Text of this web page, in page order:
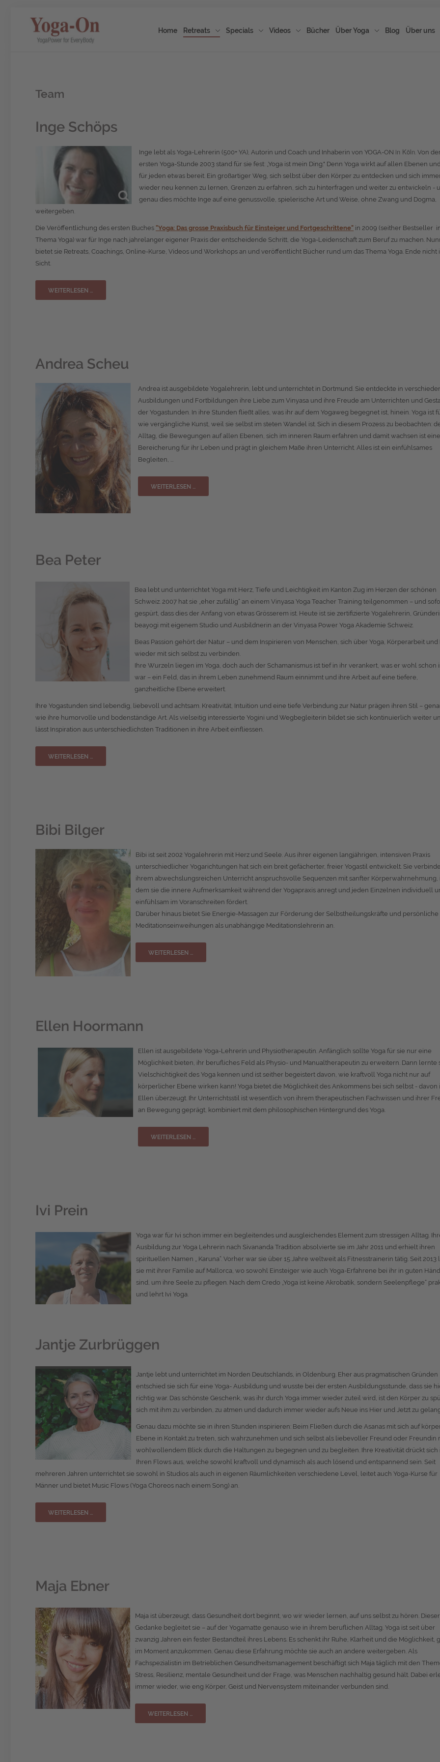
Home Retreats Specials Videos Bücher Über Yoga Blog Über uns
Team
Inge Schöps
Inge lebt als Yoga-Lehrerin (500+ YA), Autorin und Coach und Inhaberin von YOGA-ON in Köln. Von der
ersten Yoga-Stunde 2003 stand für sie fest: „Yoga ist mein Ding." Denn Yoga wirkt auf allen Ebenen
für jeden etwas bereit. Ein großartiger Weg, sich selbst über den Körper zu entdecken und sich
wieder neu kennen zu lernen, Grenzen zu erfahren, sich zu hinterfragen und weiter zu entwickeln -
genau dies möchte Inge auf eine genussvolle, spielerische Art und Weise, ohne Zwang und Dogma,
weitergeben.
Die Veröffentlichung des ersten Buches "Yoga: Das grosse Praxisbuch für Einsteiger und Fortgeschrittene" in 2009 (seither Bestseller
Thema Yoga) war für Inge nach jahrelanger eigener Praxis der entscheidende Schritt, die Yoga-Leidenschaft zum Beruf zu machen.
bietet sie Retreats, Coachings, Online-Kurse, Videos und Workshops an und veröffentlicht Bücher rund um das Thema Yoga. Ende nicht
Sicht.
WEITERLESEN …
Andrea Scheu
Andrea ist ausgebildete Yogalehrerin, lebt und unterrichtet in Dortmund. Sie entdeckte in
Ausbildungen und Fortbildungen ihre Liebe zum Vinyasa und ihre Freude am Unterrichten und
der Yogastunden. In ihre Stunden fließt alles, was ihr auf dem Yogaweg begegnet ist, hinein. Yoga ist
wie vergängliche Kunst, weil sie selbst im steten Wandel ist. Sich in diesem Prozess zu beobachten:
Alltag, die Bewegungen auf allen Ebenen, sich im inneren Raum erfahren und damit wachsen ist eine
Bereicherung für ihr Leben und prägt in gleichem Maße ihren Unterricht. Alles ist ein einfühlsames
Begleiten, ...
WEITERLESEN …
Bea Peter
Bea lebt und unterrichtet Yoga mit Herz, Tiefe und Leichtigkeit im Kanton Zug im Herzen der schönen
Schweiz. 2007 hat sie „eher zufällig“ an einem Vinyasa Yoga Teacher Training teilgenommen – und
gespürt, dass dies der Anfang von etwas Grösserem ist. Heute ist sie zertifizierte Yogalehrerin,
beayogi mit eigenem Studio und Ausbildnerin an der Vinyasa Power Yoga Akademie Schweiz.
Beas Passion gehört der Natur – und dem Inspirieren von Menschen, sich über Yoga, Körperarbeit und
wieder mit sich selbst zu verbinden.
Ihre Wurzeln liegen im Yoga, doch auch der Schamanismus ist tief in ihr verankert, was er wohl schon
war – ein Feld, das in ihrem Leben zunehmend Raum einnimmt und ihre Arbeit auf eine tiefere,
ganzheitliche Ebene erweitert.
Ihre Yogastunden sind lebendig, liebevoll und achtsam. Kreativität, Intuition und eine tiefe Verbindung zur Natur prägen ihren Stil –
wie ihre humorvolle und bodenständige Art. Als vielseitig interessierte Yogini und Wegbegleiterin bildet sie sich kontinuierlich weiter
lässt Inspiration aus unterschiedlichsten Traditionen in ihre Arbeit einfliessen.
WEITERLESEN …
Bibi Bilger
Bibi ist seit 2002 Yogalehrerin mit Herz und Seele. Aus ihrer eigenen langjährigen, intensiven Praxis
unterschiedlicher Yogarichtungen hat sich ein breit gefächerter, freier Yogastil entwickelt. Sie
ihrem abwechslungsreichen Unterricht anspruchsvolle Sequenzen mit sanfter Körperwahrnehmung,
dem sie die innere Aufmerksamkeit während der Yogapraxis anregt und jeden Einzelnen individuell
einfühlsam im Voranschreiten fördert.
Darüber hinaus bietet Sie Energie-Massagen zur Förderung der Selbstheilungskräfte und persönliche
Meditationseinweihungen als unabhängige Meditationslehrerin an.
WEITERLESEN …
Ellen Hoormann
Ellen ist ausgebildete Yoga-Lehrerin und Physiotherapeutin. Anfänglich sollte Yoga für sie nur eine
Möglichkeit bieten, ihr berufliches Feld als Physio- und Manualtherapeutin zu erweitern. Dann lernte
Vielschichtigkeit des Yoga kennen und ist seither begeistert davon, wie kraftvoll Yoga nicht nur auf
körperlicher Ebene wirken kann! Yoga bietet die Möglichkeit des Ankommens bei sich selbst - davon
Ellen überzeugt. Ihr Unterrichtsstil ist wesentlich von ihrem therapeutischen Fachwissen und ihrer
an Bewegung geprägt, kombiniert mit dem philosophischen Hintergrund des Yoga.
WEITERLESEN …
Ivi Prein
Yoga war für Ivi schon immer ein begleitendes und ausgleichendes Element zum stressigen Alltag.
Ausbildung zur Yoga Lehrerin nach Sivananda Tradition absolvierte sie im Jahr 2011 und erhielt ihren
spirituellen Namen „ Karuna“. Vorher war sie über 15 Jahre weltweit als Fitnesstrainerin tätig. Seit 2013
sie mit ihrer Familie auf Mallorca, wo sowohl Einsteiger wie auch Yoga-Erfahrene bei ihr in guten
sind, um ihre Seele zu pflegen. Nach dem Credo „Yoga ist keine Akrobatik, sondern Seelenpflege“
und lehrt Ivi Yoga.
Jantje Zurbrüggen
Jantje lebt und unterrichtet im Norden Deutschlands, in Oldenburg. Eher aus pragmatischen Gründen
entschied sie sich für eine Yoga- Ausbildung und wusste bei der ersten Ausbildungsstunde, dass sie
richtig war. Das schönste Geschenk, was ihr durch Yoga immer wieder zuteil wird, ist den Körper zu
sich mit ihm zu verbinden, zu atmen und dadurch immer wieder aufs Neue ins Hier und Jetzt zu
Genau dazu möchte sie in ihren Stunden inspirieren: Beim Fließen durch die Asanas mit sich auf
Ebene in Kontakt zu treten, sich wahrzunehmen und sich selbst als liebevoller Freund oder Freundin
wohlwollendem Blick durch die Haltungen zu begegnen und zu begleiten. Ihre Kreativität drückt sich
Ihren Flows aus, welche sowohl kraftvoll und dynamisch als auch lösend und entspannend sein. Seit
mehreren Jahren unterrichtet sie sowohl in Studios als auch in eigenen Räumlichkeiten verschiedene Level, leitet auch Yoga-Kurse für
Männer und bietet Music Flows (Yoga Choreos nach einem Song) an.
WEITERLESEN …
Maja Ebner
Maja ist überzeugt, dass Gesundheit dort beginnt, wo wir wieder lernen, auf uns selbst zu hören. Dieser
Gedanke begleitet sie – auf der Yogamatte genauso wie in ihrem beruflichen Alltag. Yoga ist seit über
zwanzig Jahren ein fester Bestandteil ihres Lebens. Es schenkt ihr Ruhe, Klarheit und die Möglichkeit,
im Moment anzukommen. Genau diese Erfahrung möchte sie auch an andere weitergeben. Als
Fachspezialistin im Betrieblichen Gesundheitsmanagement beschäftigt sich Maja täglich mit den
Stress, Resilienz, mentale Gesundheit und der Frage, was Menschen nachhaltig gesund hält. Dabei
immer wieder, wie eng Körper, Geist und Nervensystem miteinander verbunden sind.
WEITERLESEN …